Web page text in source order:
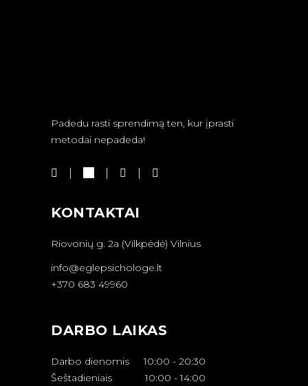
Padedu rasti sprendimą ten, kur įprasti
metodai nepadeda!
KONTAKTAI
Riovonių g. 2a (Vilkpėdė) Vilnius
info@eglepsichologe.lt
+370 683 49960
DARBO LAIKAS
Darbo dienomis 10:00 - 20:30
Šeštadieniais
10:00 - 14:00